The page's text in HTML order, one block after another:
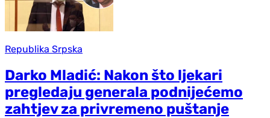
Republika Srpska
Darko Mladić: Nakon što ljekari
pregledaju generala podnijećemo
zahtjev za privremeno puštanje